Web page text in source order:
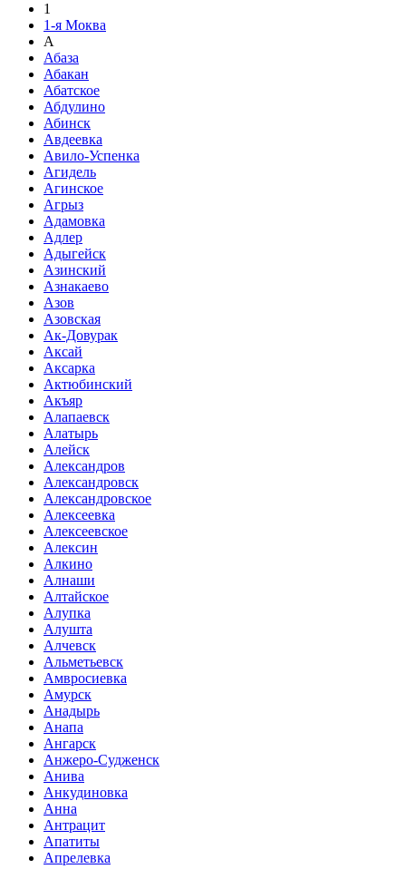
1
1-я Моква
А
Абаза
Абакан
Абатское
Абдулино
Абинск
Авдеевка
Авило-Успенка
Агидель
Агинское
Агрыз
Адамовка
Адлер
Адыгейск
Азинский
Азнакаево
Азов
Азовская
Ак-Довурак
Аксай
Аксарка
Актюбинский
Акъяр
Алапаевск
Алатырь
Алейск
Александров
Александровск
Александровское
Алексеевка
Алексеевское
Алексин
Алкино
Алнаши
Алтайское
Алупка
Алушта
Алчевск
Альметьевск
Амвросиевка
Амурск
Анадырь
Анапа
Ангарск
Анжеро-Судженск
Анива
Анкудиновка
Анна
Антрацит
Апатиты
Апрелевка